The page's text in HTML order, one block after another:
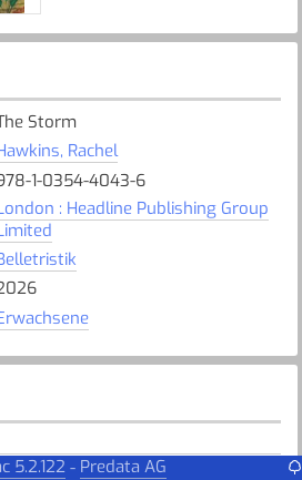
Storm
Rachel
1-0354-4043-6
: Headline Publishing Group
5.2.122 - Predata AG